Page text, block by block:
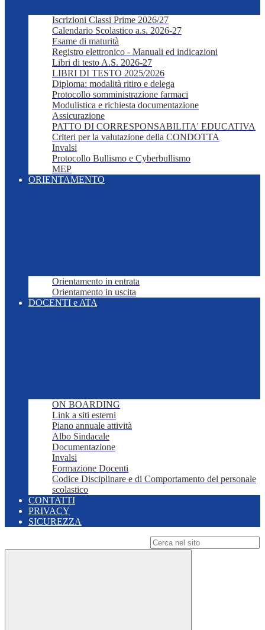
Iscrizioni Classi Prime 2026/27
Calendario Scolastico a.s. 2026-27
Esame di maturità
Registro elettronico - Manuali ed indicazioni
Libri di testo A.S. 2026-27
LIBRI DI TESTO 2025/2026
Diploma: modalità ritiro e delega
Protocollo somministrazione farmaci
Modulistica e richiesta documentazione
Assicurazione
PATTO DI CORRESPONSABILITA' EDUCATIVA
Criteri per la valutazione della CONDOTTA
Invalsi
Protocollo Bullismo e Cyberbullismo
MEP
ORIENTAMENTO
Orientamento in entrata
Orientamento in uscita
DOCENTI e ATA
ON BOARDING
Link a siti esterni
Piano annuale attività
Albo Sindacale
Documentazione
Invalsi
Formazione Docenti
Codice Disciplinare e di Comportamento del personale
scolastico
CONTATTI
PRIVACY
SICUREZZA